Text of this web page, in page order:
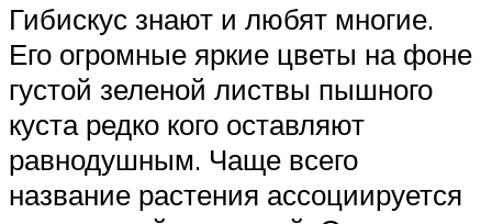
Гибискус знают и любят многие.
Его огромные яркие цветы на фоне
густой зеленой листвы пышного
куста редко кого оставляют
равнодушным. Чаще всего
название растения ассоциируется